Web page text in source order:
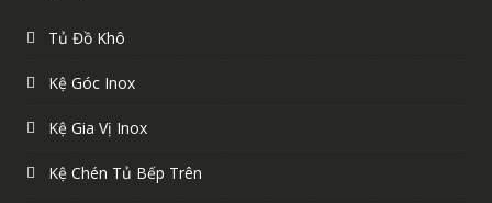
Tủ Đồ Khô
Kệ Góc Inox
Kệ Gia Vị Inox
Kệ Chén Tủ Bếp Trên